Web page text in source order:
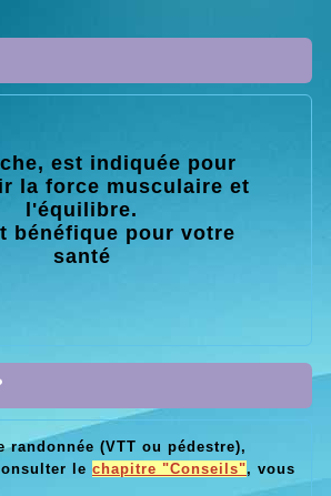
est indiquée pour
la force musculaire et
l'équilibre.
bénéfique pour votre
santé
randonnée (VTT ou pédestre),
le chapitre "Conseils", vous